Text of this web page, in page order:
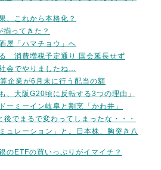
、これから本格化？
ってきた？
屋「ハマチョウ」へ
消費増税予定通り 国会延長せず
会でやりましたね…
企業が6月末に行う配当の額
、大阪G20頃に反転する3つの理由」
ミーイン岐阜と割烹「かわ井」
後でまるで変わってしまったな・・・
ュレーション」と。日本株、胸突き八
のETFの買いっぷりがイマイチ？